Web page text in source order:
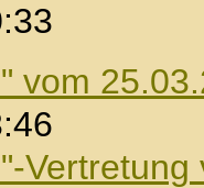
vom